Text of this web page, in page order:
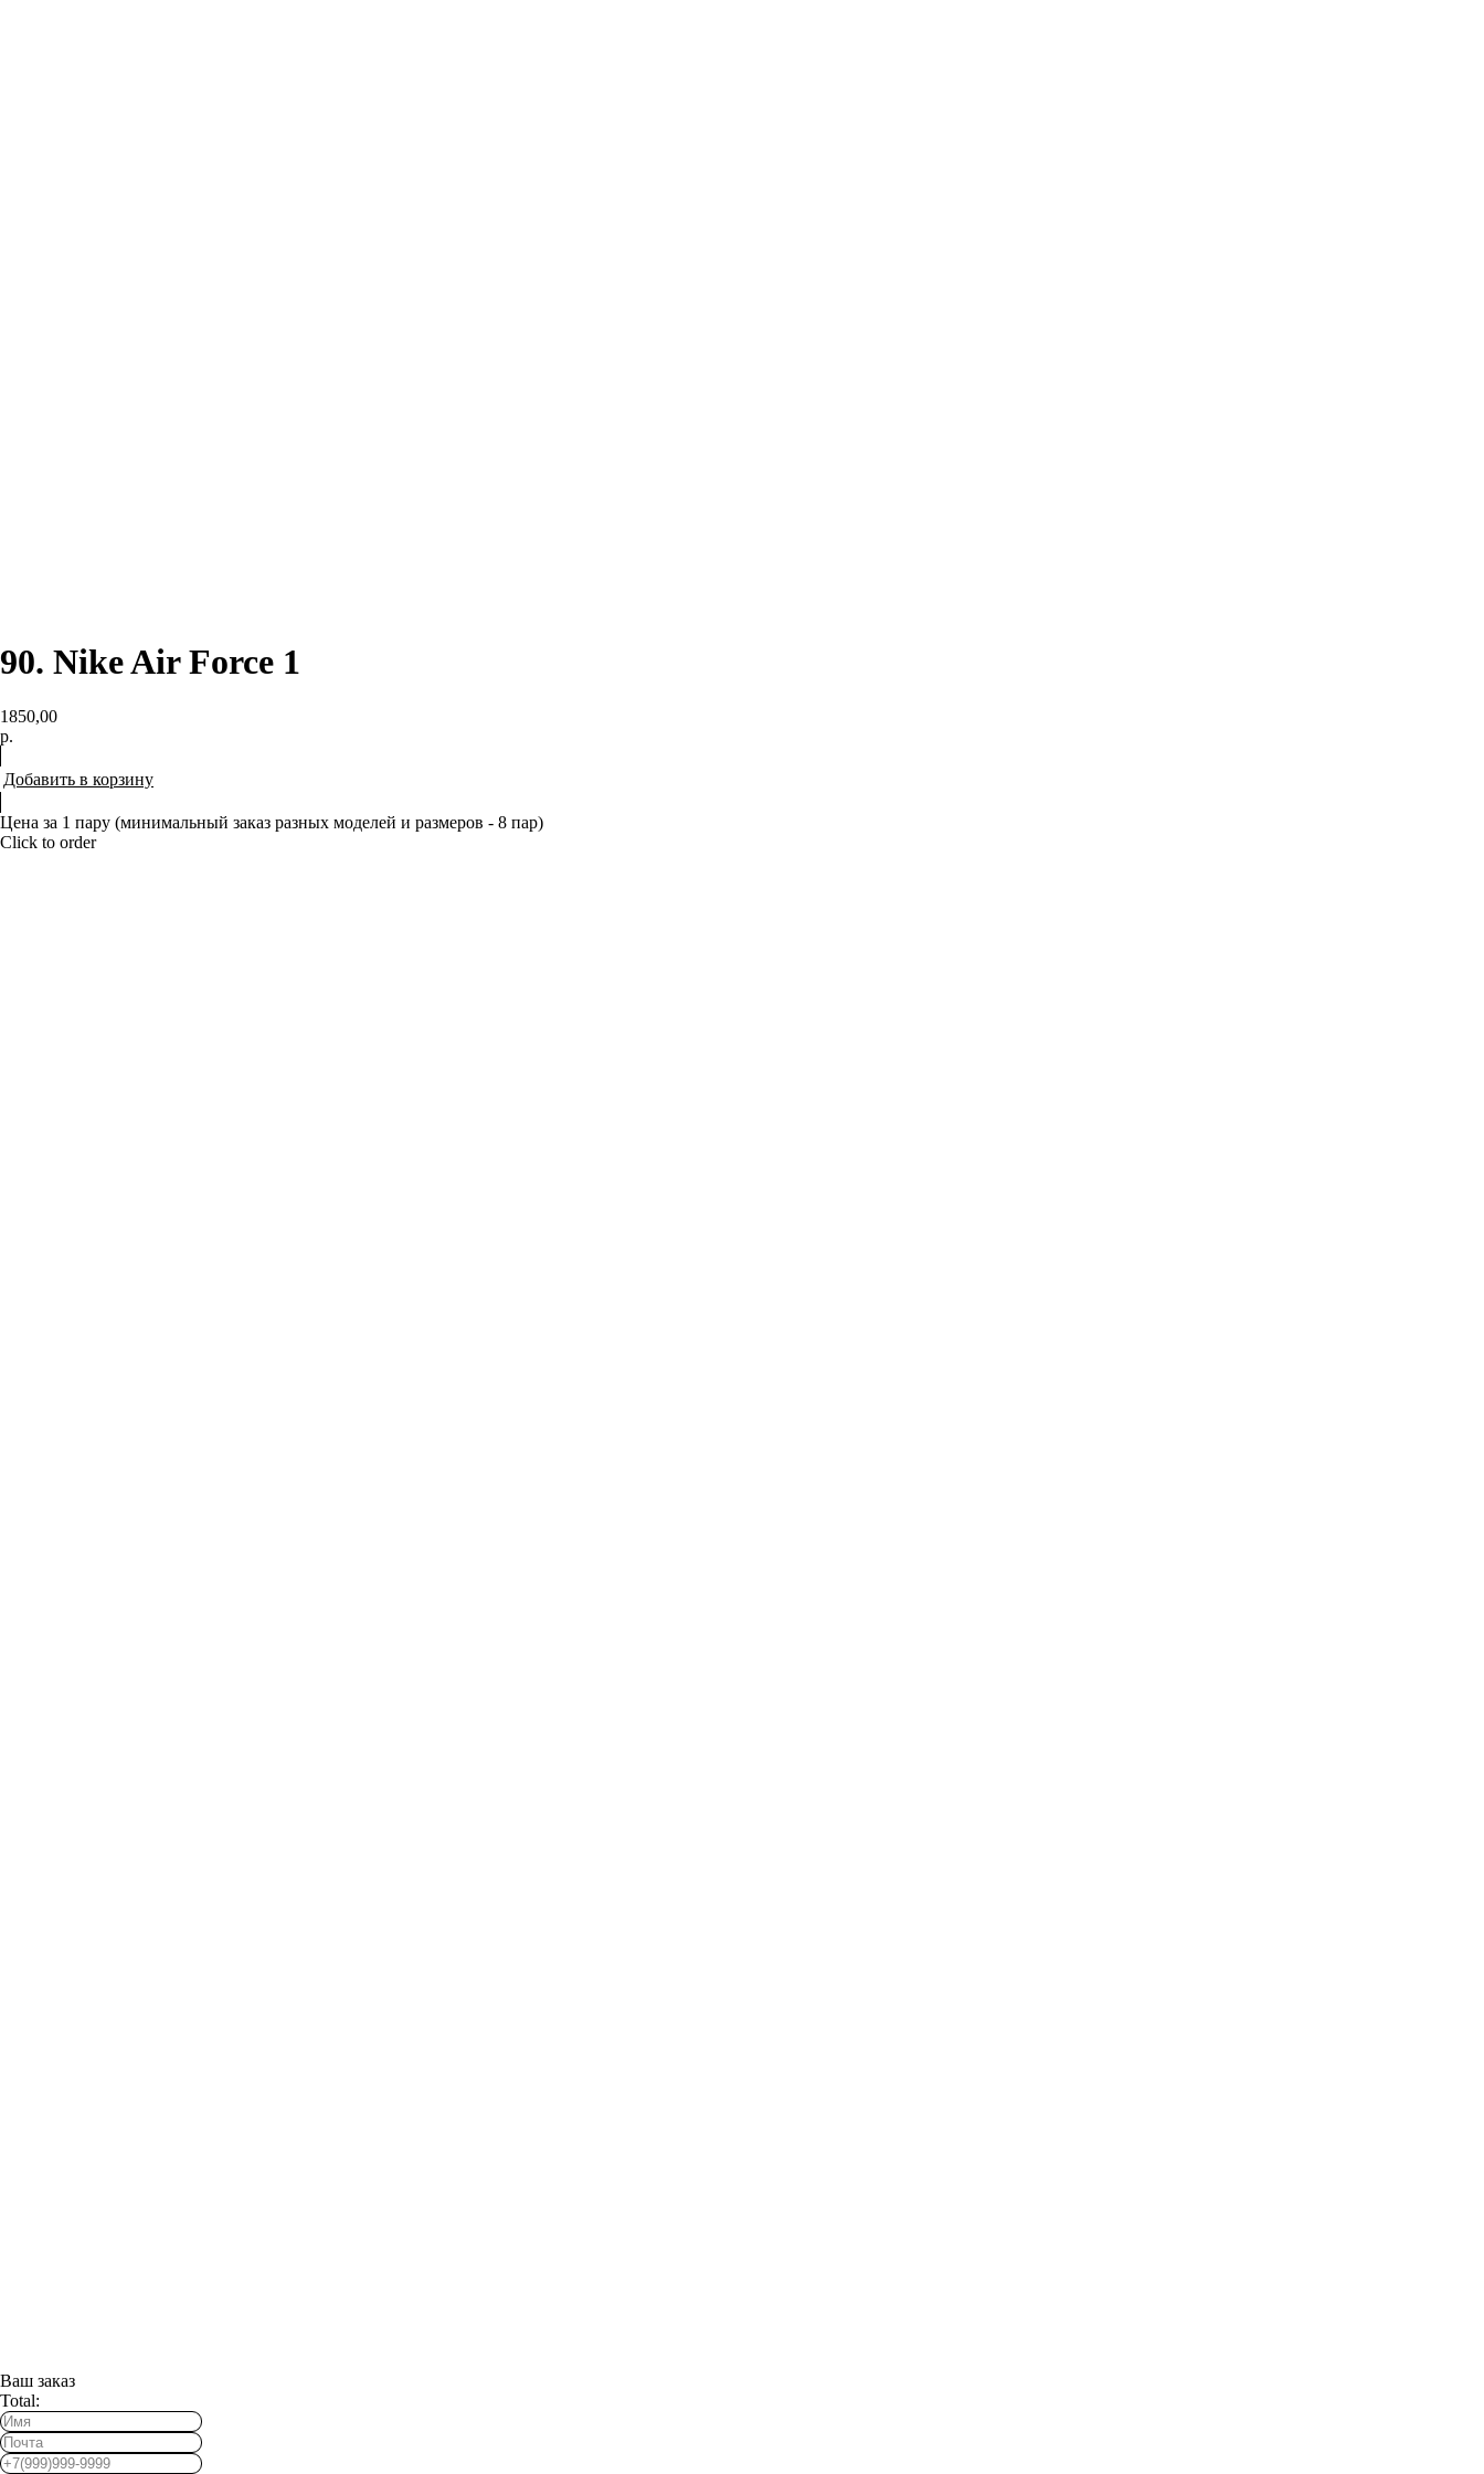
90. Nike Air Force 1
1850,00
р.
Добавить в корзину
Цена за 1 пару (минимальный заказ разных моделей и размеров - 8 пар)
Click to order
Ваш заказ
Total: